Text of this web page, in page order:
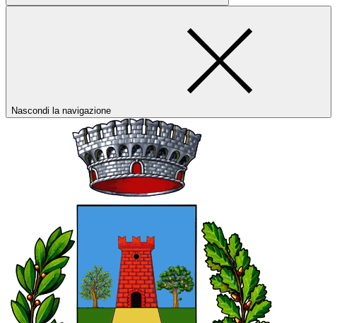
Nascondi la navigazione